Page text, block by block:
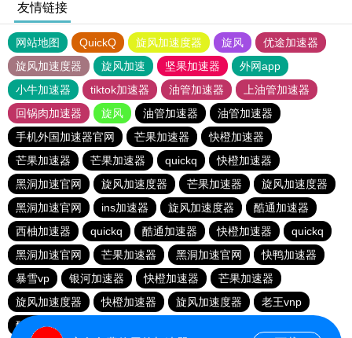
友情链接
网站地图 QuickQ 旋风加速度器 旋风
优途加速器
旋风加速度器
旋风加速 坚果加速器
外网app
小牛加速器
tiktok加速器 油管加速器
上油管加速器
回锅肉加速器
旋风 油管加速器
油管加速器
手机外国加速器官网
芒果加速器
快橙加速器
芒果加速器
芒果加速器 quickq
快橙加速器
黑洞加速官网
旋风加速度器 芒果加速器
旋风加速度器
黑洞加速官网
ins加速器 旋风加速度器
酷通加速器
西柚加速器
quickq 酷通加速器 快橙加速器
quickq
黑洞加速官网
芒果加速器 黑洞加速官网
快鸭加速器
暴雪vp
银河加速器 快橙加速器
芒果加速器
旋风加速度器
快橙加速器 旋风加速度器
老王vnp
酷通加速器